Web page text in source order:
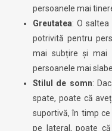
persoanele mai
Greutatea: O
potrivită pentru
mai subțire și mai
persoanele mai slabe.
Stilul de somn:
spate, poate că
suportivă, în timp
pe lateral, poate